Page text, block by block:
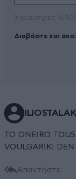
Διαβάστε και
TO ONEIRO
VOULGARIKI
Απαντήστε